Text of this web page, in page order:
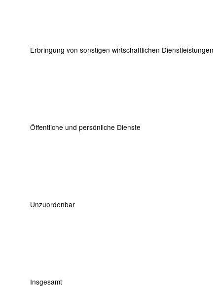
Erbringung von sonstigen wirtschaftlichen Dienstleistungen
Öffentliche und persönliche Dienste
Unzuordenbar
Insgesamt